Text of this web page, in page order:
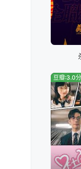
豆瓣:3.0分